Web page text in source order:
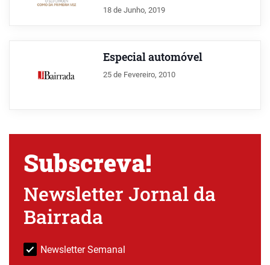
18 de Junho, 2019
Especial automóvel
25 de Fevereiro, 2010
Subscreva!
Newsletter Jornal da
Bairrada
Newsletter Semanal